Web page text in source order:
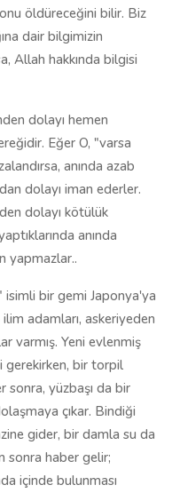
öldüreceğini bilir. Biz
dair bilgimizin
Allah hakkında bilgisi
dolayı hemen
Eğer O, "varsa
anında azab
dolayı iman ederler.
dolayı kötülük
anında
yapmazlar..
isimli bir gemi Japonya'ya
adamları, askeriyeden
varmış. Yeni evlenmiş
gerekirken, bir torpil
sonra, yüzbaşı da bir
çıkar. Bindiği
gider, bir damla su da
sonra haber gelir;
içinde bulunması